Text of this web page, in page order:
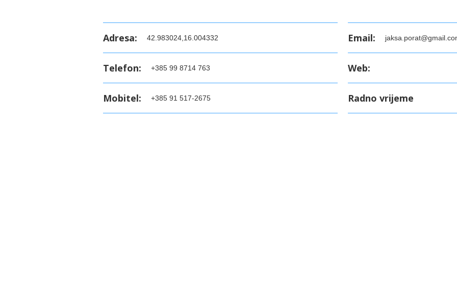
Adresa: 42.983024,16.004332
Telefon: +385 99 8714 763
Mobitel: +385 91 517-2675
Email:
Web:
Radno vrijeme